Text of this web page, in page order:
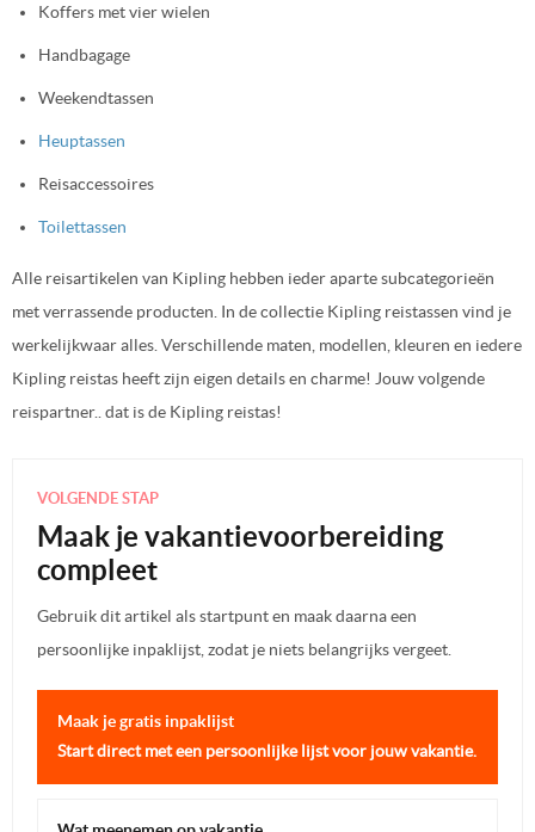
Koffers met vier wielen
Handbagage
Weekendtassen
Heuptassen
Reisaccessoires
Toilettassen
Alle reisartikelen van Kipling hebben ieder aparte subcategorieën
met verrassende producten. In de collectie Kipling reistassen vind je
werkelijkwaar alles. Verschillende maten, modellen, kleuren en iedere
Kipling reistas heeft zijn eigen details en charme! Jouw volgende
reispartner.. dat is de Kipling reistas!
VOLGENDE STAP
Maak je vakantievoorbereiding
compleet
Gebruik dit artikel als startpunt en maak daarna een
persoonlijke inpaklijst, zodat je niets belangrijks vergeet.
Maak je gratis inpaklijst
Start direct met een persoonlijke lijst voor jouw vakantie.